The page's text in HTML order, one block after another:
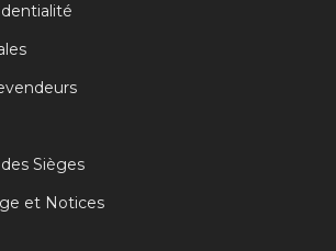
Sièges
et Notices